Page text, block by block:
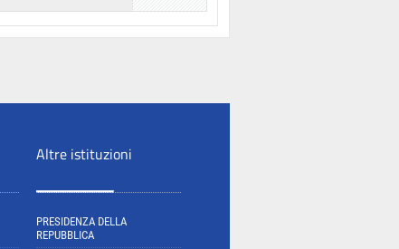
Altre istituzioni
PRESIDENZA DELLA
REPUBBLICA